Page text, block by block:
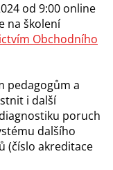
od 9:00 online
na školení
Obchodního
pedagogům a
i další
poruch
dalšího
(číslo akreditace